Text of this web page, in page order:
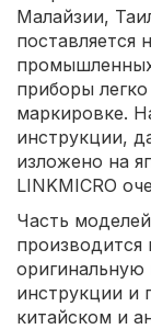
Малайзии,
поставляется
приборы
маркировке.
инструкции,
изложено на
LINKMICRO
Часть
оригинальную
инструкции и
китайском и